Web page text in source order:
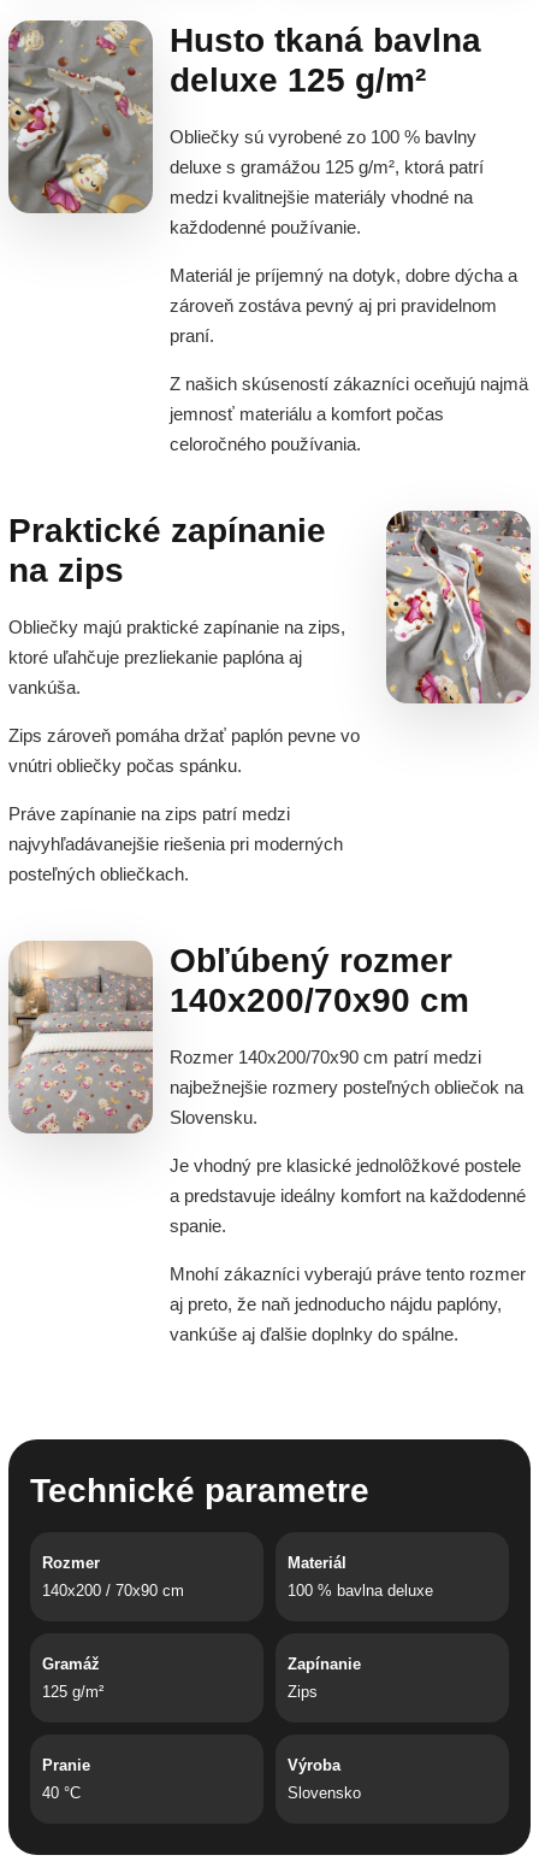
Husto tkaná bavlna
deluxe 125 g/m²
Obliečky sú vyrobené zo 100 % bavlny
deluxe s gramážou 125 g/m², ktorá patrí
medzi kvalitnejšie materiály vhodné na
každodenné používanie.
Materiál je príjemný na dotyk, dobre dýcha a
zároveň zostáva pevný aj pri pravidelnom
praní.
Z našich skúseností zákazníci oceňujú najmä
jemnosť materiálu a komfort počas
celoročného používania.
Praktické zapínanie
na zips
Obliečky majú praktické zapínanie na zips,
ktoré uľahčuje prezliekanie paplóna aj
vankúša.
Zips zároveň pomáha držať paplón pevne vo
vnútri obliečky počas spánku.
Práve zapínanie na zips patrí medzi
najvyhľadávanejšie riešenia pri moderných
posteľných obliečkach.
Obľúbený rozmer
140x200/70x90 cm
Rozmer 140x200/70x90 cm patrí medzi
najbežnejšie rozmery posteľných obliečok na
Slovensku.
Je vhodný pre klasické jednolôžkové postele
a predstavuje ideálny komfort na každodenné
spanie.
Mnohí zákazníci vyberajú práve tento rozmer
aj preto, že naň jednoducho nájdu paplóny,
vankúše aj ďalšie doplnky do spálne.
Technické parametre
Rozmer
140x200 / 70x90 cm
Materiál
100 % bavlna deluxe
Gramáž
125 g/m²
Zapínanie
Zips
Pranie
40 °C
Výroba
Slovensko